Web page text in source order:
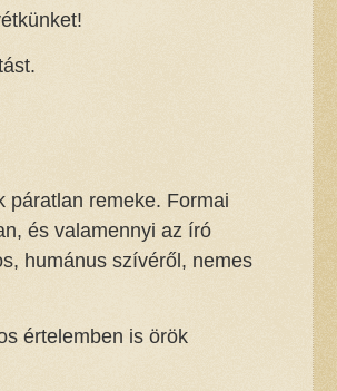
páratlan remeke. Formai
és valamennyi az író
humánus szívéről, nemes
értelemben is örök